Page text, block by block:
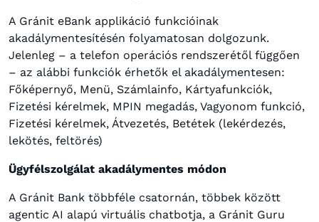
A Gránit eBank applikáció funkcióinak
akadálymentesítésén folyamatosan dolgozunk.
Jelenleg – a telefon operációs rendszerétől függően
– az alábbi funkciók érhetők el akadálymentesen:
Főképernyő, Menü, Számlainfo, Kártyafunkciók,
Fizetési kérelmek, MPIN megadás, Vagyonom funkció,
Fizetési kérelmek, Átvezetés, Betétek (lekérdezés,
lekötés, feltörés)
Ügyfélszolgálat akadálymentes módon
A Gránit Bank többféle csatornán, többek között
agentic AI alapú virtuális chatbotja, a Gránit Guru